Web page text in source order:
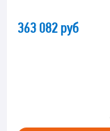
363 082 руб